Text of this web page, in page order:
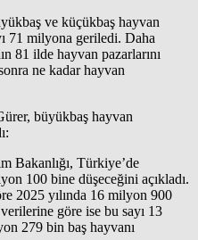
ve küçükbaş hayvan
71 milyona geriledi. Daha
81 ilde hayvan pazarlarını
ne kadar hayvan
büyükbaş hayvan
Bakanlığı, Türkiye’de
100 bine düşeceğini açıkladı.
2025 yılında 16 milyon 900
göre ise bu sayı 13
279 bin baş hayvanı